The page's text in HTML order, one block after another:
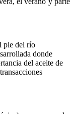
pie del río
donde
del aceite de